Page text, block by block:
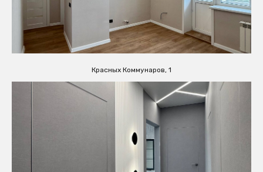
Красных Коммунаров, 1